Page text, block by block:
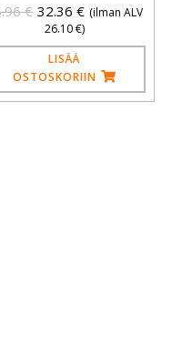
€ 32.36€ (ilman ALV
26.10€)
LISÄÄ
OSTOSKORIIN